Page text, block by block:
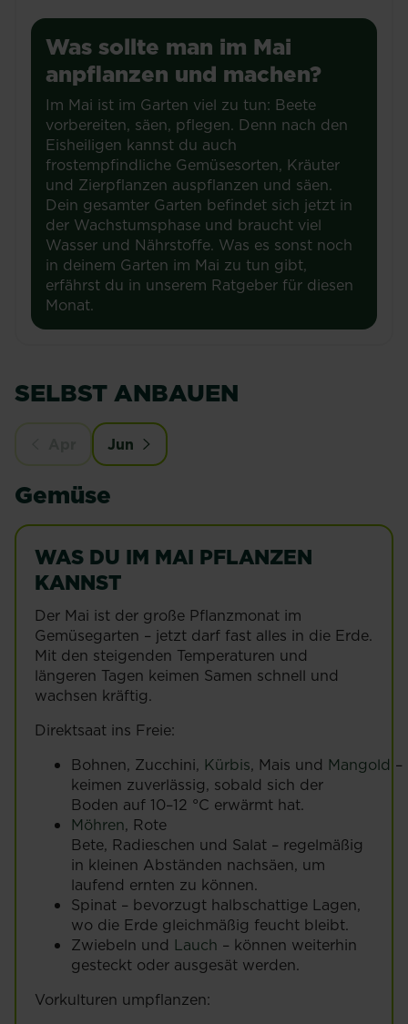
Was sollte man im Mai
anpflanzen und machen?
Im Mai ist im Garten viel zu tun: Beete
vorbereiten, säen, pflegen. Denn nach den
Eisheiligen kannst du auch
frostempfindliche Gemüsesorten, Kräuter
und Zierpflanzen auspflanzen und säen.
Dein gesamter Garten befindet sich jetzt in
der Wachstumsphase und braucht viel
Wasser und Nährstoffe. Was es sonst noch
in deinem Garten im Mai zu tun gibt,
erfährst du in unserem Ratgeber für diesen
Monat.
SELBST ANBAUEN
Jun
Gemüse
WAS DU IM MAI PFLANZEN
KANNST
Der Mai ist der große Pflanzmonat im
Gemüsegarten – jetzt darf fast alles in die Erde.
Mit den steigenden Temperaturen und
längeren Tagen keimen Samen schnell und
wachsen kräftig.
Direktsaat ins Freie:
Bohnen, Zucchini, Kürbis, Mais und Mangold –
keimen zuverlässig, sobald sich der
Boden auf 10–12 °C erwärmt hat.
Möhren, Rote
Bete, Radieschen und Salat – regelmäßig
in kleinen Abständen nachsäen, um
laufend ernten zu können.
Spinat – bevorzugt halbschattige Lagen,
wo die Erde gleichmäßig feucht bleibt.
Zwiebeln und Lauch – können weiterhin
gesteckt oder ausgesät werden.
Vorkulturen umpflanzen: